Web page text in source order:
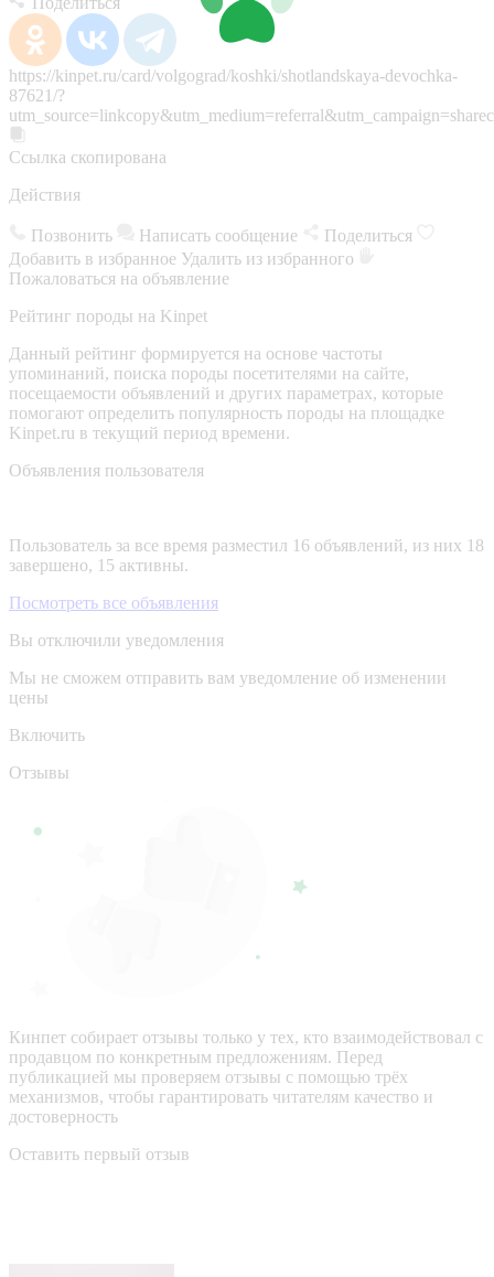
https://kinpet.ru/card/volgograd/koshki/shotlandskaya-devochka-
87621/?
Ссылка скопирована
Действия
Позвонить Написать сообщение
Поделиться
Добавить в избранное Удалить из избранного
Пожаловаться на объявление
Рейтинг породы на Kinpet
Данный рейтинг формируется на основе частоты
упоминаний, поиска породы посетителями на сайте,
посещаемости объявлений и других параметрах, которые
помогают определить популярность породы на площадке
Kinpet.ru в текущий период времени.
Объявления пользователя
Пользователь за все время разместил 16 объявлений, из них 18
завершено, 15 активны.
Посмотреть все объявления
Вы отключили уведомления
Мы не сможем отправить вам уведомление об изменении
цены
Включить
Отзывы
Кинпет собирает отзывы только у тех, кто взаимодействовал с
продавцом по конкретным предложениям. Перед
публикацией мы проверяем отзывы с помощью трёх
механизмов, чтобы гарантировать читателям качество и
достоверность
Оставить первый отзыв